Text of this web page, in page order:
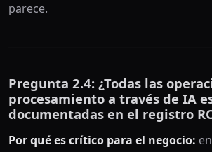
parece.
Pregunta 2.4: ¿Todas las
procesamiento a través de IA
documentadas en el registro
Por qué es crítico para el negocio: